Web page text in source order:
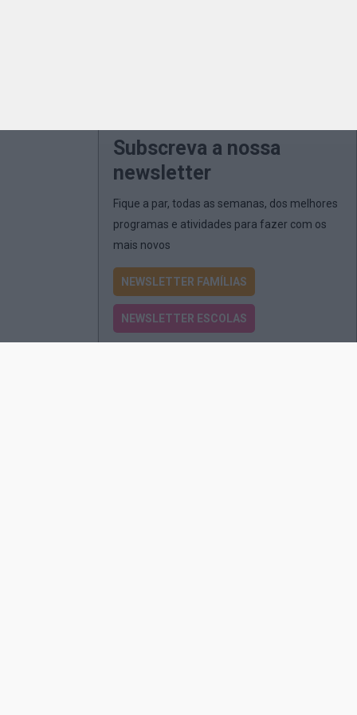
Subscreva a nossa
newsletter
Fique a par, todas as semanas, dos melhores
programas e atividades para fazer com os
mais novos
NEWSLETTER FAMÍLIAS
NEWSLETTER ESCOLAS